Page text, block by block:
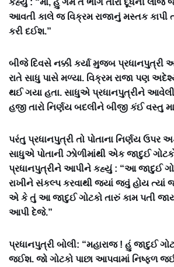
કહ્યું : “મા, હું ગમે તે ભોગે તારા દૂધની લાજ
આવતી કાલે જ વિક્રમ રાજાનું મસ્તક કાપી
કરી દઈશ.”
બીજે દિવસે નક્કી કર્યા મુજબ પ્રધાનપુત્રી
રાતે સાધુ પાસે મળ્યા. વિક્રમ રાજા પણ
થઈ ગયા હતા. સાધુએ પ્રધાનપુત્રીને
હજી તારો નિર્ણય બદલીને બીજી કંઈ વસ્તુ
પરંતુ પ્રધાનપુત્રી તો પોતાના નિર્ણય ઉપર
સાધુએ પોતાની ઝોળીમાંથી એક જાદુઈ
પ્રધાનપુત્રીને આપીને કહ્યું : “આ જાદુઈ
રાખીને સંકલ્પ કરવાથી જ્યાં જવું હોય
એ કે તું આ જાદુઈ ગોટકો તારું કામ પતી
આપી દેજે.”
પ્રધાનપુત્રી બોલી: “મહારાજ ! હું જાદુઈ
જઈશ. જો ગોટકો પાછા આપવામાં નિષ્ફળ